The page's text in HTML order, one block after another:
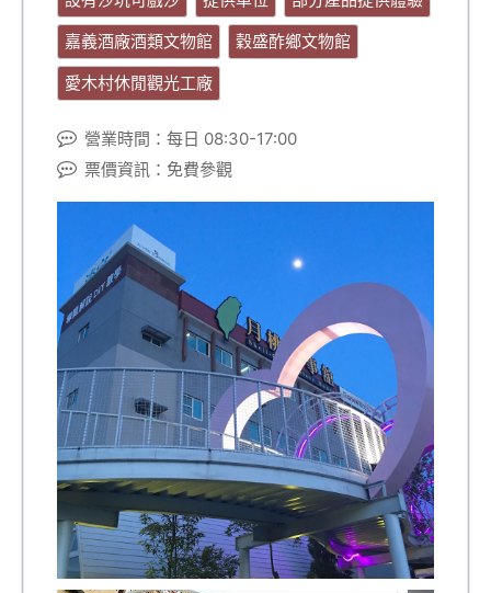
嘉義酒廠酒類文物館
穀盛酢鄉文物館
愛木村休閒觀光工廠
營業時間：每日 08:30-17:00
票價資訊：免費參觀